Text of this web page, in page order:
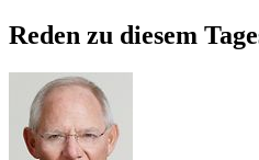
Reden zu diesem